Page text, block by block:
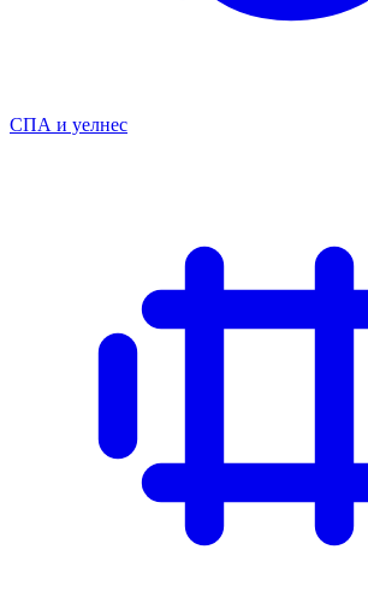
СПА и уелнес